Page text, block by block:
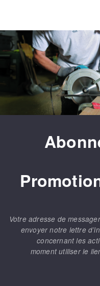
Votre adresse de
envoyer notre lettre
concernant les
moment utiliser le